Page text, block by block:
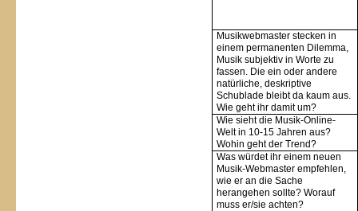
Musikwebmaster stecken in
einem permanenten Dilemma,
Musik subjektiv in Worte zu
fassen. Die ein oder andere
natürliche, deskriptive
Schublade bleibt da kaum aus.
Wie geht ihr damit um?
Wie sieht die Musik-Online-
Welt in 10-15 Jahren aus?
Wohin geht der Trend?
Was würdet ihr einem neuen
Musik-Webmaster empfehlen,
wie er an die Sache
herangehen sollte? Worauf
muss er/sie achten?